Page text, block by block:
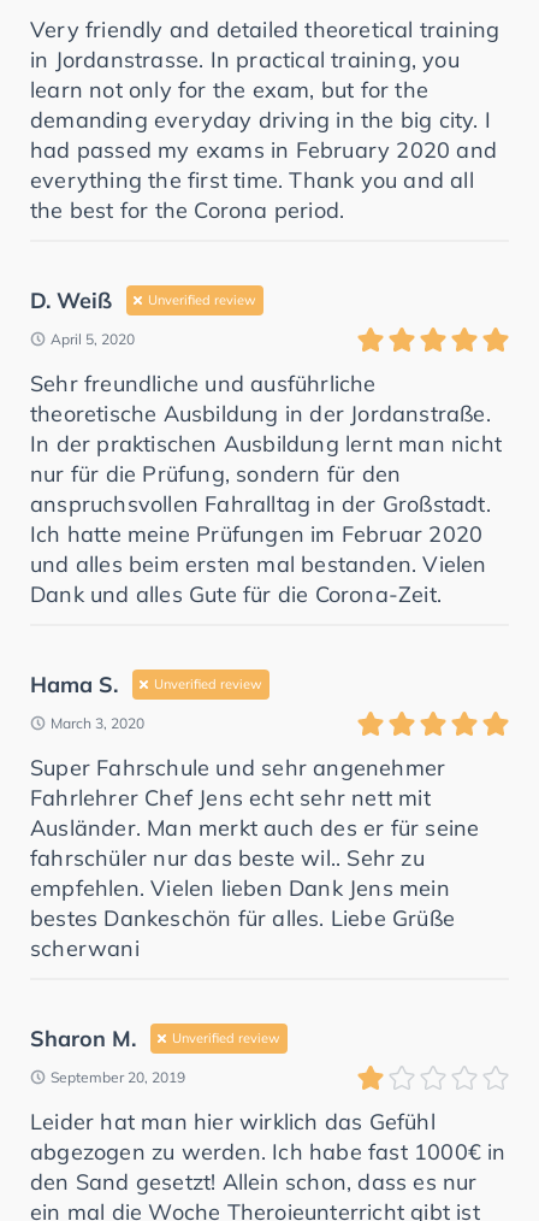
Very friendly and detailed theoretical training
in Jordanstrasse. In practical training, you
learn not only for the exam, but for the
demanding everyday driving in the big city. I
had passed my exams in February 2020 and
everything the first time. Thank you and all
the best for the Corona period.
D. Weiß Unverified review
April 5, 2020
Sehr freundliche und ausführliche
theoretische Ausbildung in der Jordanstraße.
In der praktischen Ausbildung lernt man nicht
nur für die Prüfung, sondern für den
anspruchsvollen Fahralltag in der Großstadt.
Ich hatte meine Prüfungen im Februar 2020
und alles beim ersten mal bestanden. Vielen
Dank und alles Gute für die Corona-Zeit.
Hama S. Unverified review
March 3, 2020
Super Fahrschule und sehr angenehmer
Fahrlehrer Chef Jens echt sehr nett mit
Ausländer. Man merkt auch des er für seine
fahrschüler nur das beste wil.. Sehr zu
empfehlen. Vielen lieben Dank Jens mein
bestes Dankeschön für alles. Liebe Grüße
scherwani
Sharon M. Unverified review
September 20, 2019
Leider hat man hier wirklich das Gefühl
abgezogen zu werden. Ich habe fast 1000€ in
den Sand gesetzt! Allein schon, dass es nur
ein mal die Woche Theroieunterricht gibt ist